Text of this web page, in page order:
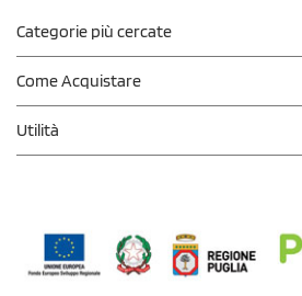
Categorie più cercate
Come Acquistare
Utilità